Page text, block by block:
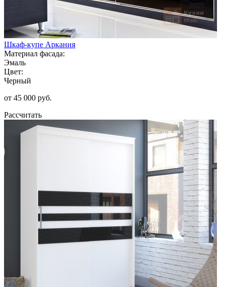
Шкаф-купе Аркания
Материал фасада:
Эмаль
Цвет:
Черный
от 45 000 руб.
Рассчитать